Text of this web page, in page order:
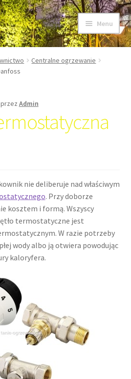
Menu
Centralne ogrzewanie
przez Admin
nie deliberuje nad właściwym
. Przy doborze
kosztem i formą. Wszyscy
termostatyczne jest
W razie potrzeby
wody albo ją otwiera powodując
kaloryfera.